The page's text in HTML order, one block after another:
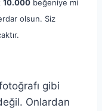
10.000 beğeniye mi
olsun. Siz
gibi
Onlardan